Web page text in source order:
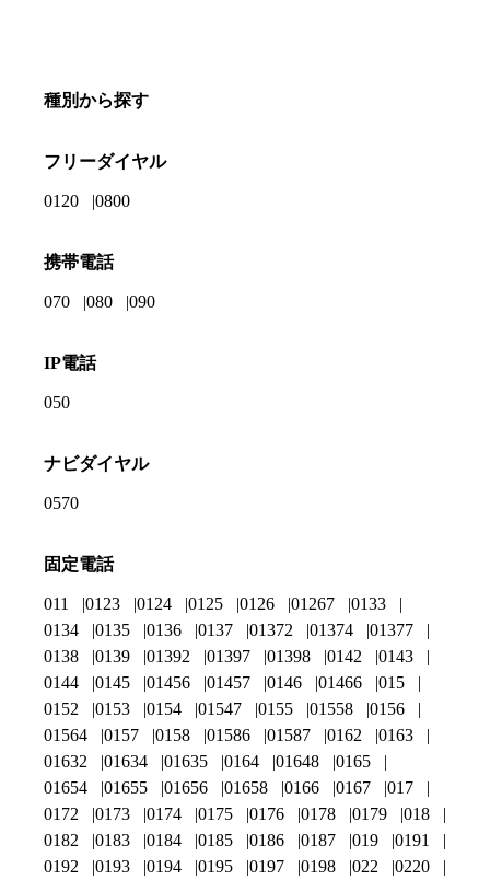
種別から探す
フリーダイヤル
0120 0800
携帯電話
070 080 090
IP電話
050
ナビダイヤル
0570
固定電話
011 0123 0124 0125 0126 01267
0133
0134
0135 0136 0137 01372 01374
01377
0138
0139 01392 01397 01398 0142
0143
0144
0145 01456 01457 0146 01466
015
0152
0153 0154 01547 0155 01558
0156
01564
0157 0158 01586 01587 0162
0163
01632
01634 01635 0164 01648
0165
01654
01655 01656 01658 0166 0167
017
0172
0173 0174 0175 0176 0178 0179
018
0182
0183 0184 0185 0186 0187 019
0191
0192
0193 0194 0195 0197 0198 022 0220